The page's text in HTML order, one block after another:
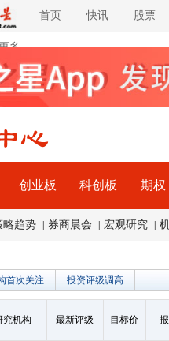
首页 快讯 股票
多
创业板 科创板 期权
略趋势 券商晨会 宏观研究
首次关注 投资评级调高
究机构 最新评级 目标价